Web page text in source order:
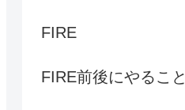
FIRE
FIRE前後にやること